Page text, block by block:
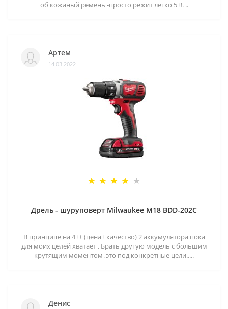
об кожаный ремень -просто режит легко 5+!. ..
Артем
14.03.2022
Дрель - шуруповерт Milwaukee M18 BDD-202C
В принципе на 4++ (цена+ качество) 2 аккумулятора пока
для моих целей хватает . Брать другую модель с большим
крутящим моментом ,это под конкретные цели.....
Денис